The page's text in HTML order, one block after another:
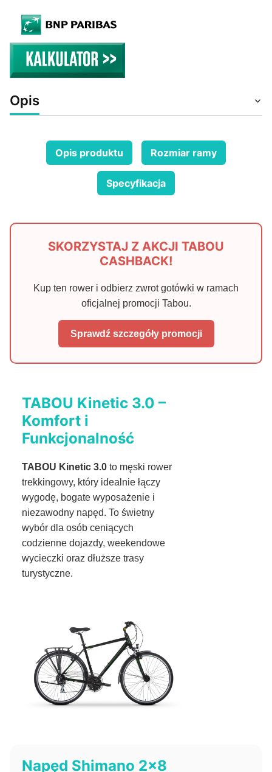
Opis
Opis produktu Rozmiar ramy
Specyfikacja
SKORZYSTAJ Z AKCJI TABOU
CASHBACK!
Kup ten rower i odbierz zwrot gotówki w ramach
oficjalnej promocji Tabou.
Sprawdź szczegóły promocji
TABOU Kinetic 3.0 –
Komfort i
Funkcjonalność
TABOU Kinetic 3.0 to męski rower
trekkingowy, który idealnie łączy
wygodę, bogate wyposażenie i
niezawodny napęd. To świetny
wybór dla osób ceniących
codzienne dojazdy, weekendowe
wycieczki oraz dłuższe trasy
turystyczne.
Napęd Shimano 2x8